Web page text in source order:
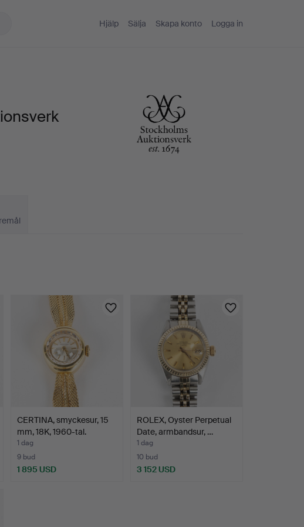
Hjälp Sälja Skapa konto Logga in
CERTINA, smyckesur, 15
mm, 18K, 1960-tal.
1 dag
9 bud
1 895 USD
ROLEX, Oyster Perpetual
Date, armbandsur, …
1 dag
10 bud
3 152 USD